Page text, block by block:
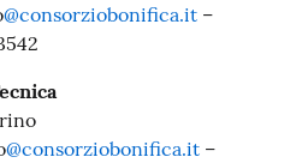
@consorziobonifica.it –
@consorziobonifica.it –